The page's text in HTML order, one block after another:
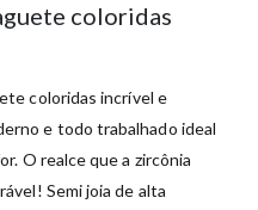
coloridas
coloridas incrível e
e todo trabalhado ideal
O realce que a zircônia
Semi joia de alta